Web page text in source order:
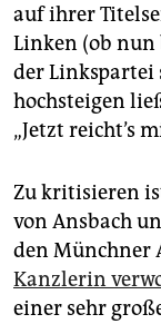
auf ihrer
Linken (ob nun
der Linkspartei
hochsteigen
„Jetzt reicht’s
Zu kritisieren
von Ansbach
den Münchner
Kanzlerin
einer sehr